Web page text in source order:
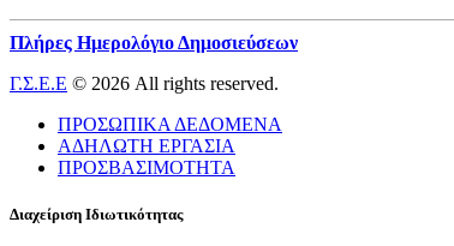
Πλήρες Ημερολόγιο Δημοσιεύσεων
Γ.Σ.Ε.Ε © 2026 All rights reserved.
ΠΡΟΣΩΠΙΚΑ ΔΕΔΟΜΕΝΑ
ΑΔΗΛΩΤΗ ΕΡΓΑΣΙΑ
ΠΡΟΣΒΑΣΙΜΟΤΗΤΑ
Διαχείριση Ιδιωτικότητας